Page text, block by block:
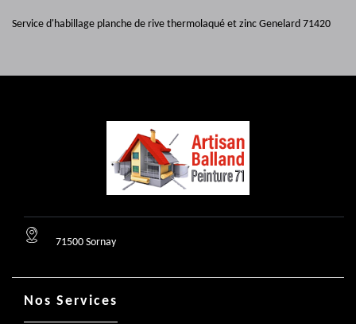
Service d'habillage planche de rive thermolaqué et zinc Genelard 71420
71500 Sornay
Nos Services